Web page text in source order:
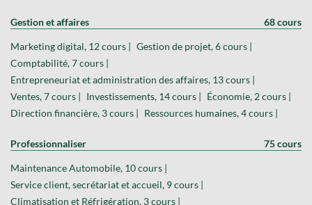
Gestion et affaires 68 cours
Marketing digital, 12 cours | Gestion de projet, 6 cours |
Comptabilité, 7 cours |
Entrepreneuriat et administration des affaires, 13 cours |
Ventes, 7 cours | Investissements, 14 cours | Économie, 2 cours |
Direction financière, 3 cours | Ressources humaines, 4 cours |
Professionnaliser 75 cours
Maintenance Automobile, 10 cours |
Service client, secrétariat et accueil, 9 cours |
Climatisation et Réfrigération, 3 cours |